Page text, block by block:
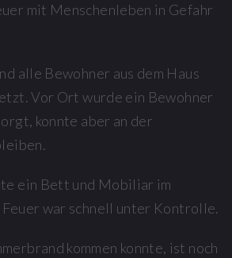
mit Menschenleben in Gefahr
alle Bewohner aus dem Haus
Vor Ort wurde ein Bewohner
konnte aber an der
ein Bett und Mobiliar im
Feuer war schnell unter Kontrolle.
kommen konnte, ist noch